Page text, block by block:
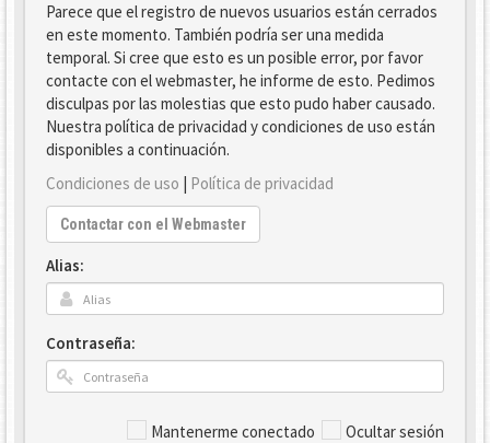
Parece que el registro de nuevos usuarios están cerrados
en este momento. También podría ser una medida
temporal. Si cree que esto es un posible error, por favor
contacte con el webmaster, he informe de esto. Pedimos
disculpas por las molestias que esto pudo haber causado.
Nuestra política de privacidad y condiciones de uso están
disponibles a continuación.
Condiciones de uso | Política de privacidad
Contactar con el Webmaster
Alias:
Contraseña:
Mantenerme conectado Ocultar sesión